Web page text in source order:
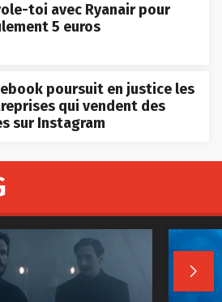
toi avec Ryanair pour
5 euros
poursuit en justice les
qui vendent des
sur Instagram
